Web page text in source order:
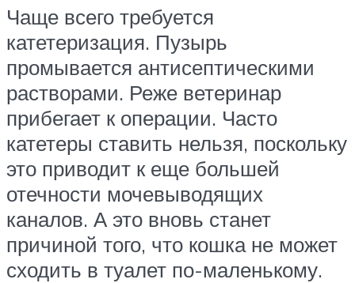
Чаще всего требуется
катетеризация. Пузырь
промывается антисептическими
растворами. Реже ветеринар
прибегает к операции. Часто
катетеры ставить нельзя, поскольку
это приводит к еще большей
отечности мочевыводящих
каналов. А это вновь станет
причиной того, что кошка не может
сходить в туалет по-маленькому.